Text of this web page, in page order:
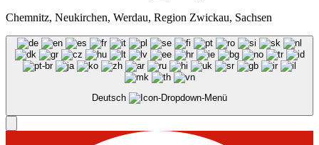
Chemnitz, Neukirchen, Werdau, Region Zwickau, Sachsen
Deutsch